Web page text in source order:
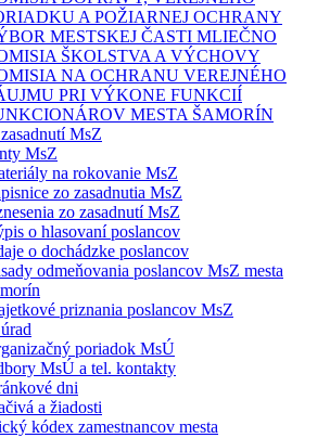
A POŽIARNEJ OCHRANY
MESTSKEJ ČASTI MLIEČNO
ŠKOLSTVA A VÝCHOVY
NA OCHRANU VEREJNÉHO
PRI VÝKONE FUNKCIÍ
MESTA ŠAMORÍN
MsZ
MsZ
na rokovanie MsZ
zo zasadnutia MsZ
zo zasadnutí MsZ
o hlasovaní poslancov
o dochádzke poslancov
odmeňovania poslancov MsZ mesta
priznania poslancov MsZ
poriadok MsÚ
MsÚ a tel. kontakty
dni
a žiadosti
kódex zamestnancov mesta